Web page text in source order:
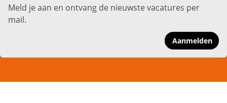
Meld je aan en ontvang de nieuwste vacatures per
mail.
Aanmelden